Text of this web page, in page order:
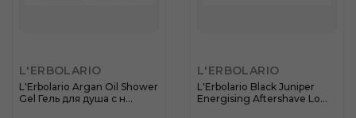
L'ERBOLARIO
L'Erbolario Argan Oil Shower
Gel Гель для душа с н...
L'ERBOLARIO
L'Erbolario Black Juniper
Energising Aftershave Lo...